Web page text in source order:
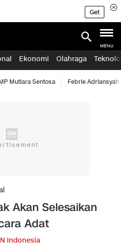
Get
MENU
Ekonomi Olahraga
Mutiara Sentosa Febrie Adriansyah
Akan Selesaikan
Adat
Indonesia